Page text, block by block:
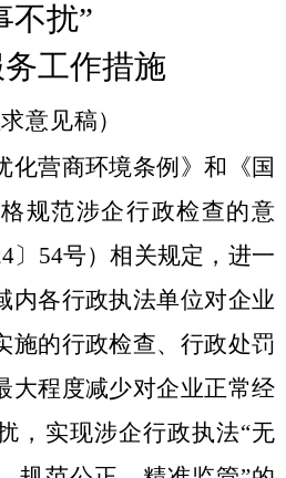
不扰”
工作措施
求意见稿）
化营商环境条例》和《国
规范涉企行政检查的意
〕 54号）相关规定，进一
内各行政执法单位对企业
施的行政检查、行政处罚
大程度减少对企业正常经
，实现涉企行政执法“无